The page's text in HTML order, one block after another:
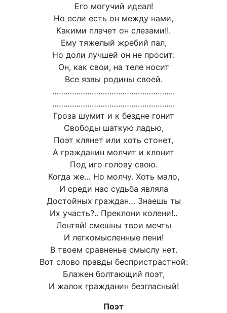
Его могучий идеал!
Но если есть он между нами,
Какими плачет он слезами!!.
Ему тяжелый жребий пал,
Но доли лучшей он не просит:
Он, как свои, на теле носит
Все язвы родины своей.
………………………………………………..
………………………………………………..
Гроза шумит и к бездне гонит
Свободы шаткую ладью,
Поэт клянет или хоть стонет,
А гражданин молчит и клонит
Под иго голову свою.
Когда же… Но молчу. Хоть мало,
И среди нас судьба являла
Достойных граждан… Знаешь ты
Их участь?.. Преклони колени!..
Лентяй! смешны твои мечты
И легкомысленные пени!
В твоем сравненье смыслу нет.
Вот слово правды беспристрастной:
Блажен болтающий поэт,
И жалок гражданин безгласный!
Поэт